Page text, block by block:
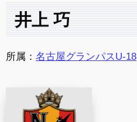
井上 巧
所属： 名古屋グランパスU-18